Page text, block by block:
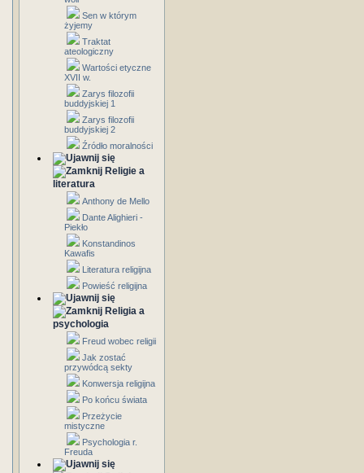
Sen w którym
żyjemy
Traktat
ateologiczny
Wartości etyczne
XVII w.
Zarys filozofii
buddyjskiej 1
Zarys filozofii
buddyjskiej 2
Źródło moralności
Religie a
literatura
Anthony de Mello
Dante Alighieri -
Piekło
Konstandinos
Kawafis
Literatura religijna
Powieść religijna
Religia a
psychologia
Freud wobec religii
Jak zostać
przywódcą sekty
Konwersja religijna
Po końcu świata
Przeżycie
mistyczne
Psychologia r.
Freuda